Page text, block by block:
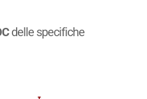
delle specifiche